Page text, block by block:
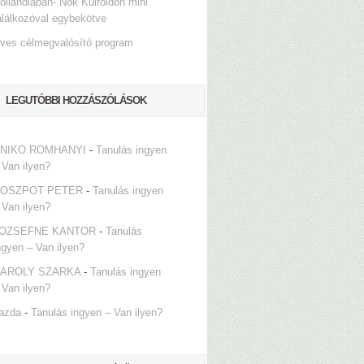
egybekötve
célmegvalósító program
LEGUTÓBBI HOZZÁSZÓLÁSOK
ROMHANYI - Tanulás ingyen
ilyen?
PETER - Tanulás ingyen
ilyen?
KANTOR - Tanulás
– Van ilyen?
SZARKA- Tanulás ingyen
ilyen?
- Tanulás ingyen – Van ilyen?